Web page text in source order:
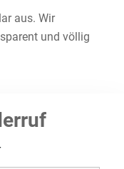
aus. Wir
und völlig